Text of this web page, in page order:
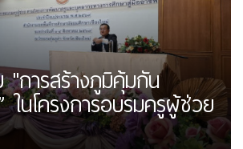
"การสร้างภูมิคุ้มกัน
ในโครงการอบรมครูผู้ช่วย